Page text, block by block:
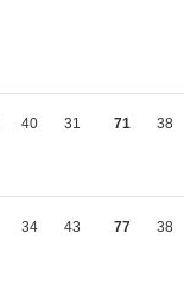
40 31 71 38
34 43 77 38